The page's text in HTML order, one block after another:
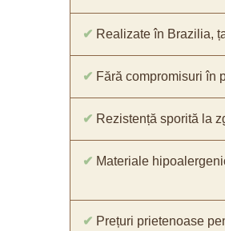
✔ Realizate în Brazilia,
✔ Fără compromisuri în
✔ Rezistență sporită la
✔ Materiale
✔ Prețuri prietenoase